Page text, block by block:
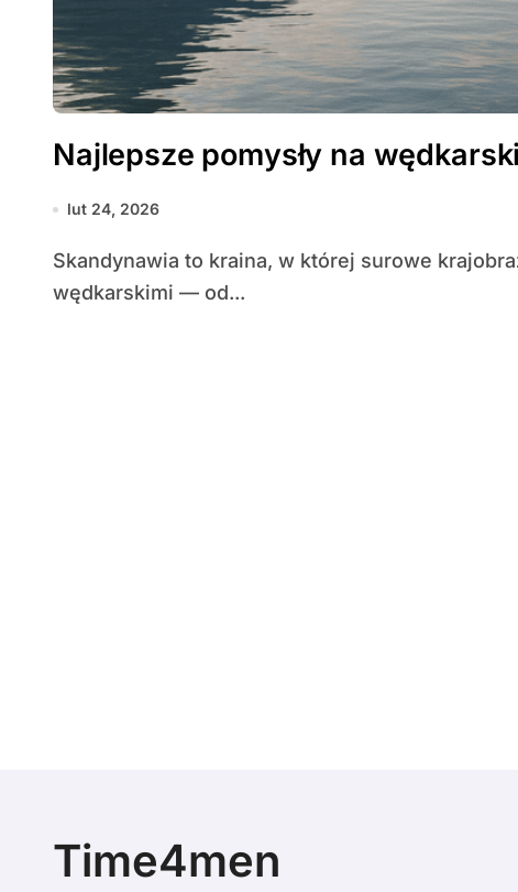
Najlepsze pomysły na
lut 24, 2026
Skandynawia to kraina, w której surowe krajobrazy łączą się z doskonałymi możliwościami
wędkarskimi — od...
Time4men